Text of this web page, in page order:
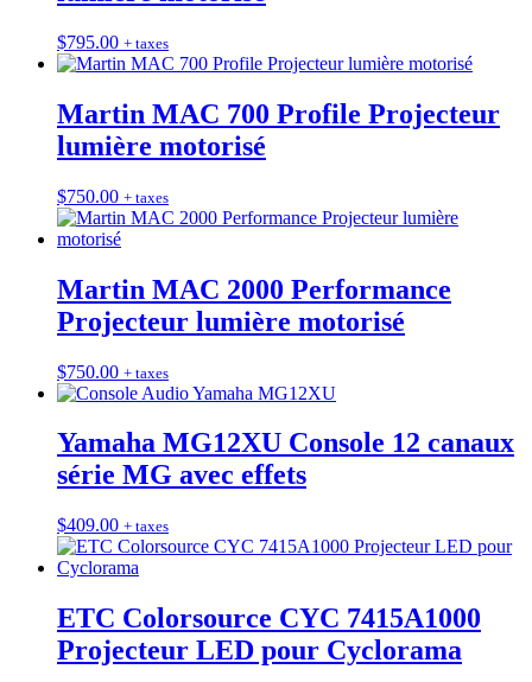
$795.00 + taxes
Martin MAC 700 Profile Projecteur
lumière motorisé
$750.00 + taxes
Martin MAC 2000 Performance
Projecteur lumière motorisé
$750.00 + taxes
Yamaha MG12XU Console 12 canaux
série MG avec effets
$409.00 + taxes
ETC Colorsource CYC 7415A1000
Projecteur LED pour Cyclorama